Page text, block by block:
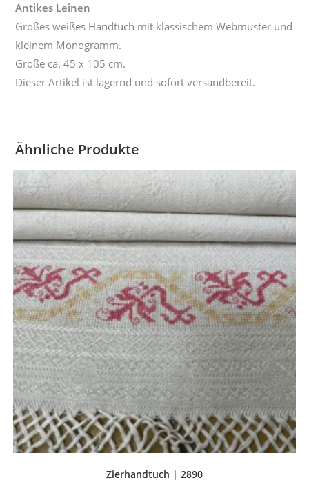
Antikes Leinen
Großes weißes Handtuch mit klassischem Webmuster und
kleinem Monogramm.
Größe ca. 45 x 105 cm.
Dieser Artikel ist lagernd und sofort versandbereit.
Ähnliche Produkte
Zierhandtuch | 2890